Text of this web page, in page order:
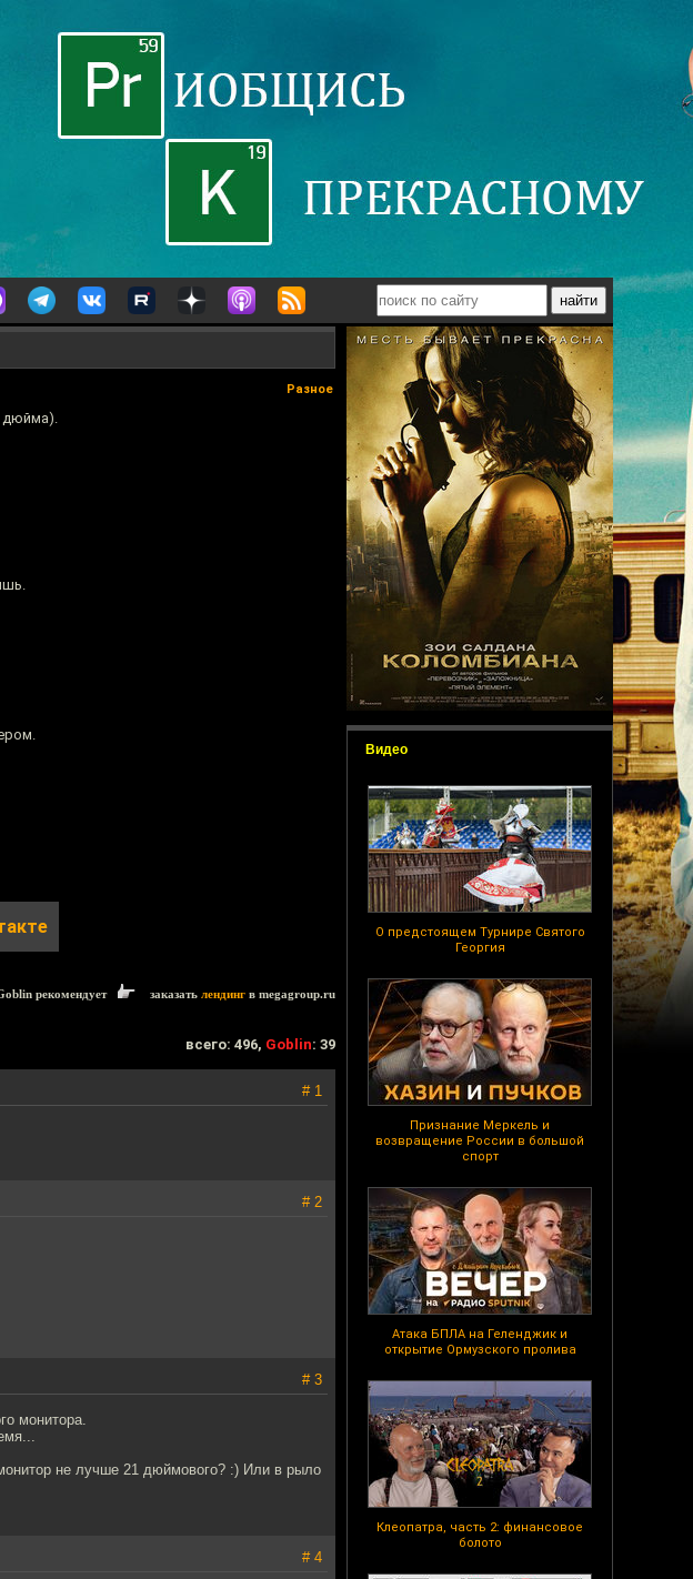
Видео
О предстоящем Турнире Святого
Георгия
Признание Меркель и
возвращение России в большой
спорт
Атака БПЛА на Геленджик и
открытие Ормузского пролива
Клеопатра, часть 2: финансовое
болото
Разное
дюйма).
рекомендует заказать лендинг в megagroup.ru
всего: 496, Goblin: 39
# 1
# 2
# 3
монитора.
не лучше 21 дюймового? :) Или в рыло
# 4